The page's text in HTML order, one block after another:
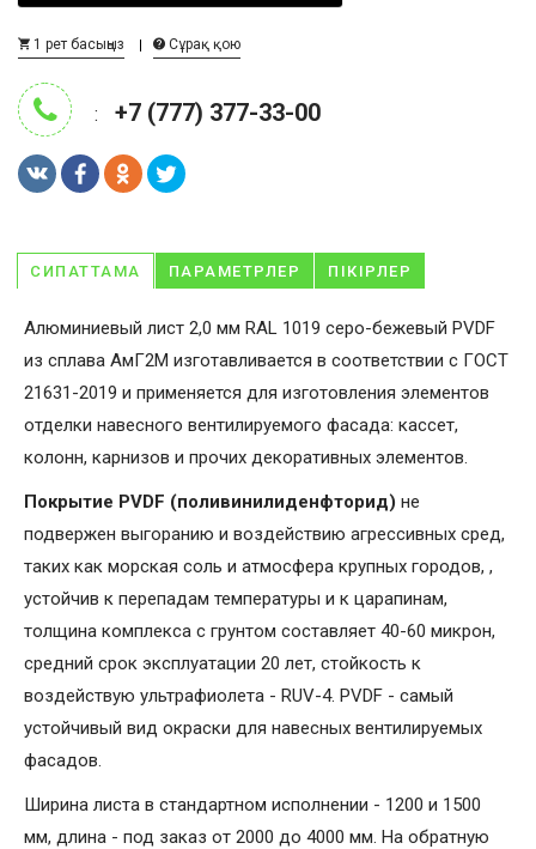
1 рет басыңыз Сұрақ қою
: +7 (777) 377-33-00
СИПАТТАМА ПАРАМЕТРЛЕР ПІКІРЛЕР
Алюминиевый лист 2,0 мм RAL 1019 серо-бежевый PVDF
из сплава АмГ2М изготавливается в соответствии с ГОСТ
21631-2019 и применяется для изготовления элементов
отделки навесного вентилируемого фасада: кассет,
колонн, карнизов и прочих декоративных элементов.
Покрытие PVDF (поливинилиденфторид) не
подвержен выгоранию и воздействию агрессивных сред,
таких как морская соль и атмосфера крупных городов, ,
устойчив к перепадам температуры и к царапинам,
толщина комплекса с грунтом составляет 40-60 микрон,
средний срок эксплуатации 20 лет, стойкость к
воздействую ультрафиолета - RUV-4. PVDF - самый
устойчивый вид окраски для навесных вентилируемых
фасадов.
Ширина листа в стандартном исполнении - 1200 и 1500
мм, длина - под заказ от 2000 до 4000 мм. На обратную